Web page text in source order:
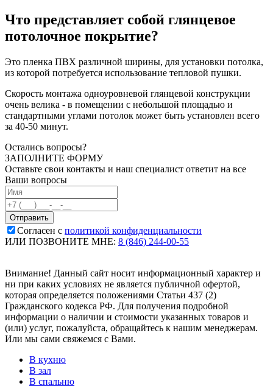
Что представляет собой глянцевое
потолочное покрытие?
Это пленка ПВХ различной ширины, для установки потолка,
из которой потребуется использование тепловой пушки.
Скорость монтажа одноуровневой глянцевой конструкции
очень велика - в помещении с небольшой площадью и
стандартными углами потолок может быть установлен всего
за 40-50 минут.
Остались вопросы?
ЗАПОЛНИТЕ ФОРМУ
Оставьте свои контакты и наш специалист ответит на все
Ваши вопросы
Согласен с политикой конфиденциальности
ИЛИ ПОЗВОНИТЕ МНЕ: 8 (846) 244-00-55
Внимание! Данный сайт носит информационный характер и
ни при каких условиях не является публичной офертой,
которая определяется положениями Статьи 437 (2)
Гражданского кодекса РФ. Для получения подробной
информации о наличии и стоимости указанных товаров и
(или) услуг, пожалуйста, обращайтесь к нашим менеджерам.
Или мы сами свяжемся с Вами.
В кухню
В зал
В спальню